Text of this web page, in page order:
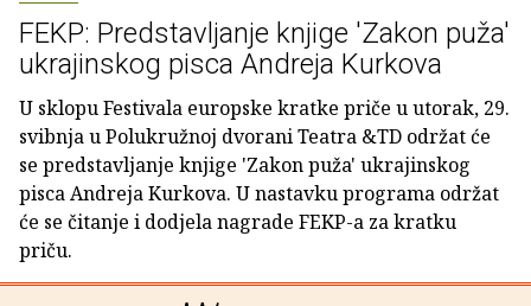
FEKP: Predstavljanje knjige 'Zakon puža'
ukrajinskog pisca Andreja Kurkova
U sklopu Festivala europske kratke priče u utorak, 29.
svibnja u Polukružnoj dvorani Teatra &TD održat će
se predstavljanje knjige 'Zakon puža' ukrajinskog
pisca Andreja Kurkova. U nastavku programa održat
će se čitanje i dodjela nagrade FEKP-a za kratku
priču.